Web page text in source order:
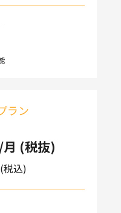
ラン
(税抜)
税込)